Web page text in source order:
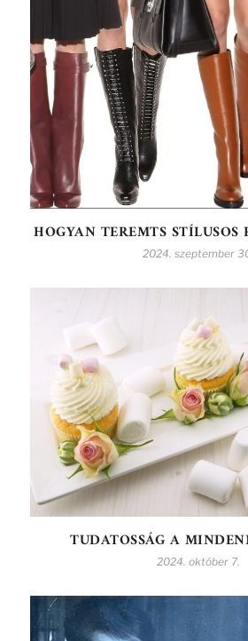
HOGYAN TEREMTS
2024. szeptember
TUDATOSSÁG A
2024. október 7.